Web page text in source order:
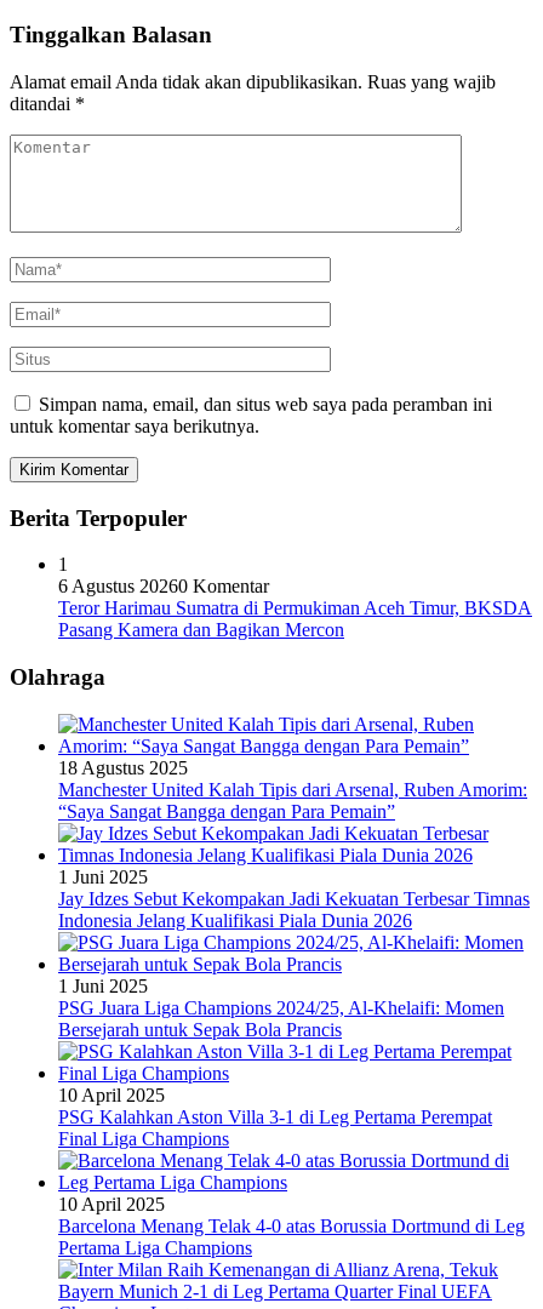
Tinggalkan Balasan
Alamat email Anda tidak akan dipublikasikan. Ruas yang wajib
ditandai *
Simpan nama, email, dan situs web saya pada peramban ini
untuk komentar saya berikutnya.
Berita Terpopuler
1
6 Agustus 20260 Komentar
Teror Harimau Sumatra di Permukiman Aceh Timur, BKSDA
Pasang Kamera dan Bagikan Mercon
Olahraga
18 Agustus 2025
Manchester United Kalah Tipis dari Arsenal, Ruben Amorim:
“Saya Sangat Bangga dengan Para Pemain”
1 Juni 2025
Jay Idzes Sebut Kekompakan Jadi Kekuatan Terbesar Timnas
Indonesia Jelang Kualifikasi Piala Dunia 2026
1 Juni 2025
PSG Juara Liga Champions 2024/25, Al-Khelaifi: Momen
Bersejarah untuk Sepak Bola Prancis
10 April 2025
PSG Kalahkan Aston Villa 3-1 di Leg Pertama Perempat
Final Liga Champions
10 April 2025
Barcelona Menang Telak 4-0 atas Borussia Dortmund di Leg
Pertama Liga Champions